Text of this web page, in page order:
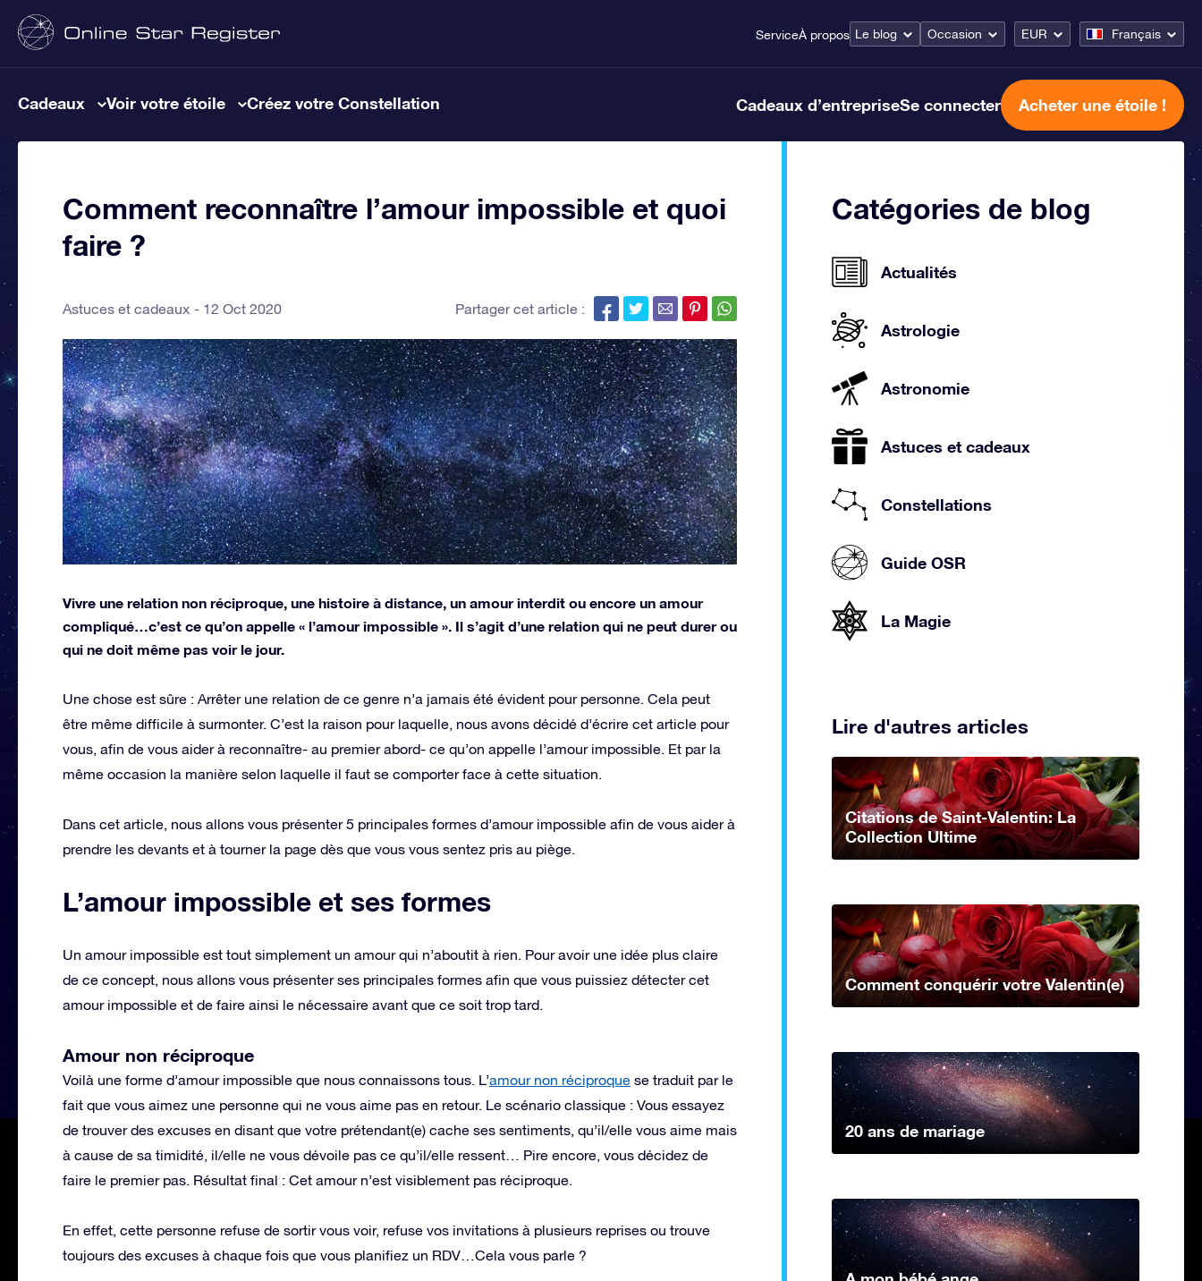
ServiceÀ propos Le blog Occasion EUR Français
Cadeaux Voir votre étoile Créez votre Constellation Cadeaux d’entrepriseSe connecter Acheter une étoile !
Comment reconnaître l’amour impossible et quoi
faire ?
Astuces et cadeaux 12 Oct 2020 Partager cet article :
Vivre une relation non réciproque, une histoire à distance, un amour interdit ou encore un amour
compliqué…c’est ce qu’on appelle « l’amour impossible ». Il s’agit d’une relation qui ne peut durer ou
qui ne doit même pas voir le jour.
Une chose est sûre : Arrêter une relation de ce genre n’a jamais été évident pour personne. Cela peut
être même difficile à surmonter. C’est la raison pour laquelle, nous avons décidé d’écrire cet article pour
vous, afin de vous aider à reconnaître- au premier abord- ce qu’on appelle l’amour impossible. Et par la
même occasion la manière selon laquelle il faut se comporter face à cette situation.
Dans cet article, nous allons vous présenter 5 principales formes d’amour impossible afin de vous aider à
prendre les devants et à tourner la page dès que vous vous sentez pris au piège.
L’amour impossible et ses formes
Un amour impossible est tout simplement un amour qui n’aboutit à rien. Pour avoir une idée plus claire
de ce concept, nous allons vous présenter ses principales formes afin que vous puissiez détecter cet
amour impossible et de faire ainsi le nécessaire avant que ce soit trop tard.
Amour non réciproque
Voilà une forme d’amour impossible que nous connaissons tous. L’amour non réciproque se traduit par le
fait que vous aimez une personne qui ne vous aime pas en retour. Le scénario classique : Vous essayez
de trouver des excuses en disant que votre prétendant(e) cache ses sentiments, qu’il/elle vous aime mais
à cause de sa timidité, il/elle ne vous dévoile pas ce qu’il/elle ressent… Pire encore, vous décidez de
faire le premier pas. Résultat final : Cet amour n’est visiblement pas réciproque.
En effet, cette personne refuse de sortir vous voir, refuse vos invitations à plusieurs reprises ou trouve
toujours des excuses à chaque fois que vous planifiez un RDV…Cela vous parle ?
Catégories de blog
Actualités
Astrologie
Astronomie
Astuces et cadeaux
Constellations
Guide OSR
La Magie
Lire d'autres articles
Citations de Saint-Valentin: La
Collection Ultime
Comment conquérir votre Valentin(e)
20 ans de mariage